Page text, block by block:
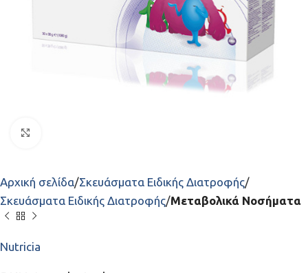
Αρχική σελίδα Σκευάσματα Ειδικής Διατροφής
Σκευάσματα Ειδικής Διατροφής Μεταβολικά Νοσήματα
Nutricia